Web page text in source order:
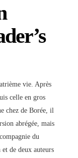
vie. Après
celle en gros
chez de Borée, il
abrégée, mais
du
de deux auteurs